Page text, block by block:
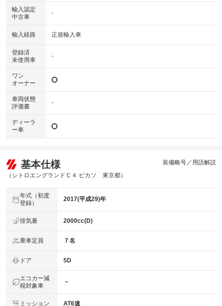
輸入認定
中古車
-
輸入経路 正規輸入車
登録済
未使用車
-
ワン
オーナー
車両状態
評価書
-
ディーラ
ー車
基本仕様
（シトロエングランドＣ４ ピカソ 東京都）
装備略号／用語解説
年式（初度
登録）
2017(平成29)年
排気量 2000cc(D)
乗車定員 ７名
ドア 5D
エコカー減
税対象車
－
ミッション AT6速